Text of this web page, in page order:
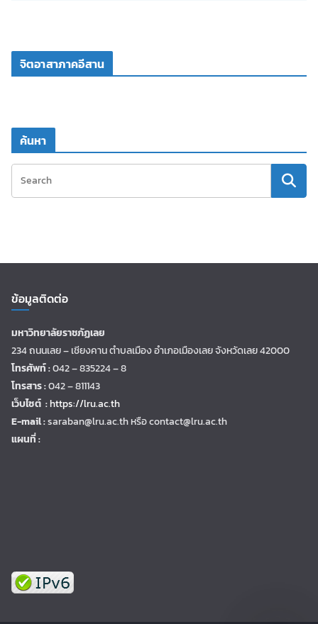
จิตอาสาภาคอีสาน
ค้นหา
ข้อมูลติดต่อ
มหาวิทยาลัยราชภัฏเลย
234 ถนนเลย – เชียงคาน ตำบลเมือง อำเภอเมืองเลย จังหวัดเลย 42000
โทรศัพท์ :042 – 835224 – 8
โทรสาร :042 – 811143
เว็บไซต์ :https://lru.ac.th
E-mail :saraban@lru.ac.thหรือ contact@lru.ac.th
แผนที่ :